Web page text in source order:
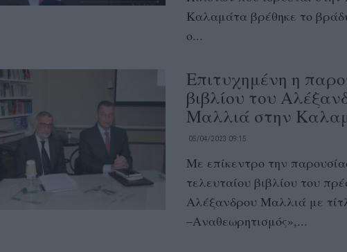
Καλαμάτα βρέθηκε το
ο...
Επιτυχημένη η
βιβλίου του
Μαλλιά στην
05/04/2023 09:15
Με επίκεντρο την
τελευταίου βιβλίου του
Αλέξανδρου Μαλλιά με
–Αναθεωρητισμός»,...